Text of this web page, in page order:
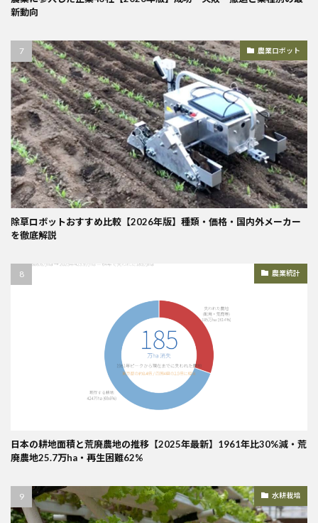
新動向
農業ロボット
除草ロボットおすすめ比較【2026年版】種類・価格・国内外メーカー
を徹底解説
農業統計
日本の耕地面積と荒廃農地の推移【2025年最新】1961年比30%減・荒
廃農地25.7万ha・再生困難62%
水耕栽培